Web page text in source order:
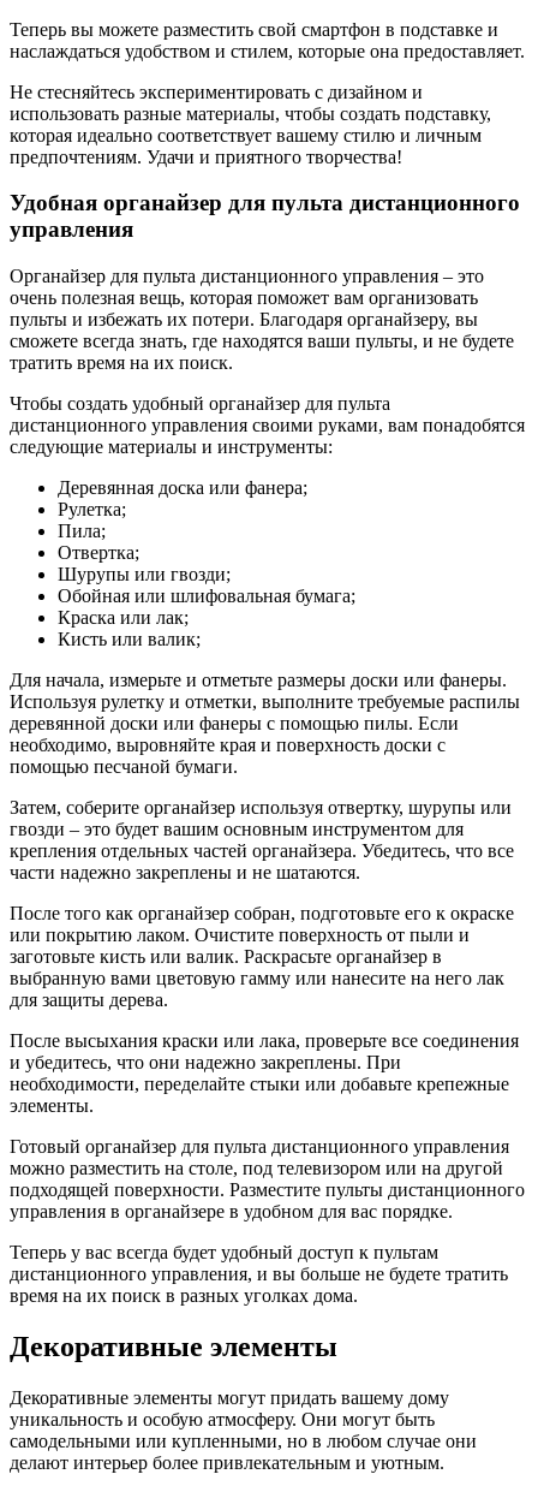
Теперь вы можете разместить свой смартфон в подставке и
наслаждаться удобством и стилем, которые она предоставляет.
Не стесняйтесь экспериментировать с дизайном и
использовать разные материалы, чтобы создать подставку,
которая идеально соответствует вашему стилю и личным
предпочтениям. Удачи и приятного творчества!
Удобная органайзер для пульта дистанционного
управления
Органайзер для пульта дистанционного управления – это
очень полезная вещь, которая поможет вам организовать
пульты и избежать их потери. Благодаря органайзеру, вы
сможете всегда знать, где находятся ваши пульты, и не будете
тратить время на их поиск.
Чтобы создать удобный органайзер для пульта
дистанционного управления своими руками, вам понадобятся
следующие материалы и инструменты:
Деревянная доска или фанера;
Рулетка;
Пила;
Отвертка;
Шурупы или гвозди;
Обойная или шлифовальная бумага;
Краска или лак;
Кисть или валик;
Для начала, измерьте и отметьте размеры доски или фанеры.
Используя рулетку и отметки, выполните требуемые распилы
деревянной доски или фанеры с помощью пилы. Если
необходимо, выровняйте края и поверхность доски с
помощью песчаной бумаги.
Затем, соберите органайзер используя отвертку, шурупы или
гвозди – это будет вашим основным инструментом для
крепления отдельных частей органайзера. Убедитесь, что все
части надежно закреплены и не шатаются.
После того как органайзер собран, подготовьте его к окраске
или покрытию лаком. Очистите поверхность от пыли и
заготовьте кисть или валик. Раскрасьте органайзер в
выбранную вами цветовую гамму или нанесите на него лак
для защиты дерева.
После высыхания краски или лака, проверьте все соединения
и убедитесь, что они надежно закреплены. При
необходимости, переделайте стыки или добавьте крепежные
элементы.
Готовый органайзер для пульта дистанционного управления
можно разместить на столе, под телевизором или на другой
подходящей поверхности. Разместите пульты дистанционного
управления в органайзере в удобном для вас порядке.
Теперь у вас всегда будет удобный доступ к пультам
дистанционного управления, и вы больше не будете тратить
время на их поиск в разных уголках дома.
Декоративные элементы
Декоративные элементы могут придать вашему дому
уникальность и особую атмосферу. Они могут быть
самодельными или купленными, но в любом случае они
делают интерьер более привлекательным и уютным.